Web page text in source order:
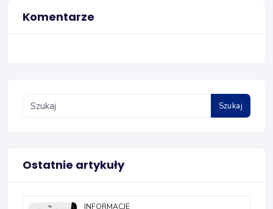
Komentarze
Szukaj
Ostatnie artykuły
INFORMACJE